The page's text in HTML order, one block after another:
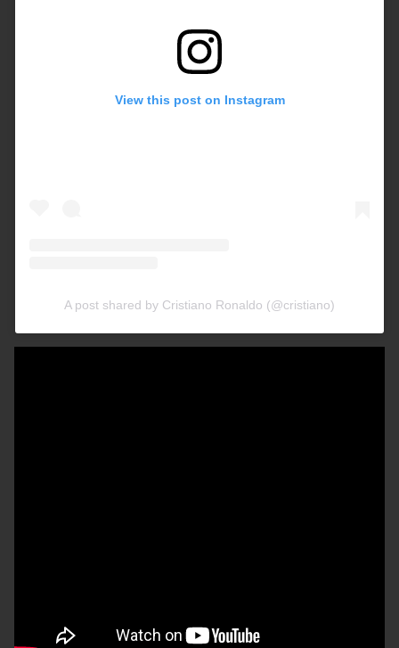
View this post on Instagram
A post shared by Cristiano Ronaldo (@cristiano)